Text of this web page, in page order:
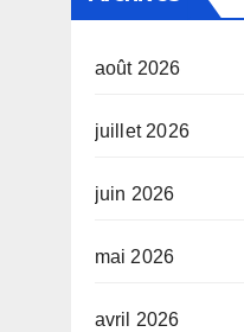
août 2026
juillet 2026
juin 2026
mai 2026
avril 2026